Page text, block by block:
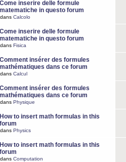
Come inserire delle formule
matematiche in questo forum
dans Calcolo
Come inserire delle formule
matematiche in questo forum
dans Fisica
Comment insérer des formules
mathématiques dans ce forum
dans Calcul
Comment insérer des formules
mathématiques dans ce forum
dans Physique
How to insert math formulas in this
forum
dans Physics
How to insert math formulas in this
forum
dans Computation